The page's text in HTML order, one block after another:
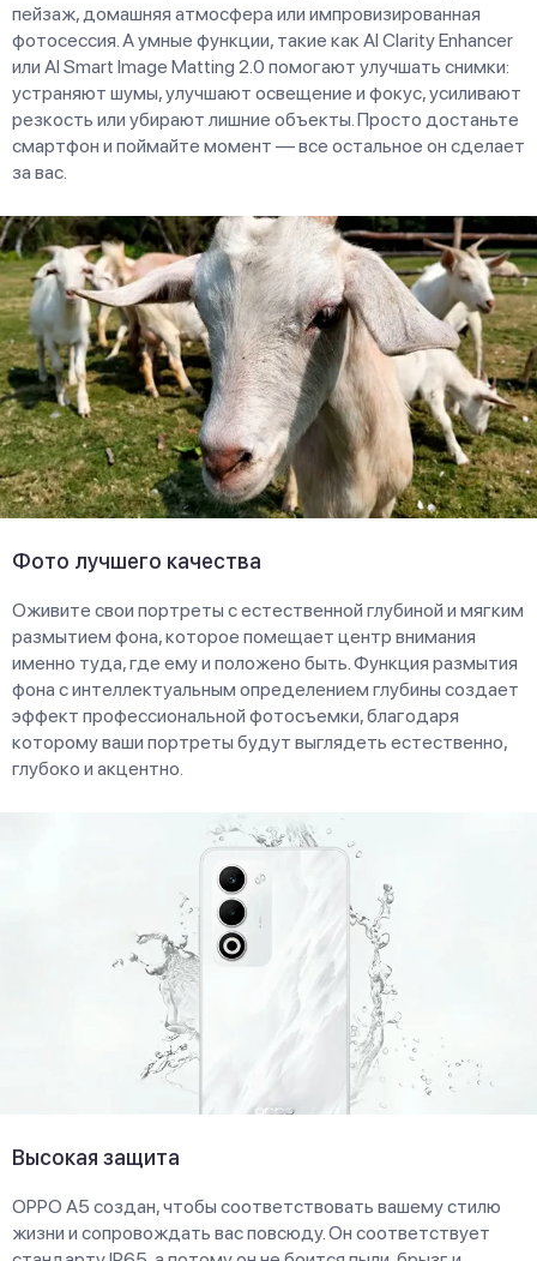
пейзаж, домашняя атмосфера или импровизированная
фотосессия. А умные функции, такие как AI Clarity Enhancer
или AI Smart Image Matting 2.0 помогают улучшать снимки:
устраняют шумы, улучшают освещение и фокус, усиливают
резкость или убирают лишние объекты. Просто достаньте
смартфон и поймайте момент — все остальное он сделает
за вас.
Фото лучшего качества
Оживите свои портреты с естественной глубиной и мягким
размытием фона, которое помещает центр внимания
именно туда, где ему и положено быть. Функция размытия
фона с интеллектуальным определением глубины создает
эффект профессиональной фотосъемки, благодаря
которому ваши портреты будут выглядеть естественно,
глубоко и акцентно.
Высокая защита
OPPO A5 создан, чтобы соответствовать вашему стилю
жизни и сопровождать вас повсюду. Он соответствует